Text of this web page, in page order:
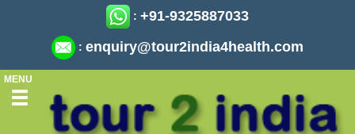
: +91-9325887033
: enquiry@tour2india4health.com
MENU